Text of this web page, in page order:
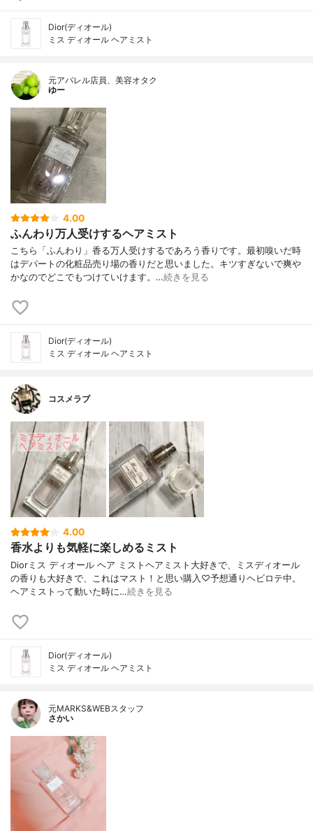
Dior(ディオール)
ミス ディオール ヘアミスト
元アパレル店員、美容オタク
ゆー
4.00
ふんわり万人受けするヘアミスト
こちら「ふんわり」香る万人受けするであろう香りです。最初嗅いだ時
はデパートの化粧品売り場の香りだと思いました。キツすぎないで爽や
かなのでどこでもつけていけます。…続きを見る
Dior(ディオール)
ミス ディオール ヘアミスト
コスメラブ
4.00
香水よりも気軽に楽しめるミスト
Diorミス ディオール ヘア ミストヘアミスト大好きで、ミスディオール
の香りも大好きで、これはマスト！と思い購入♡予想通りヘビロテ中。
ヘアミストって動いた時に…続きを見る
Dior(ディオール)
ミス ディオール ヘアミスト
元MARKS&WEBスタッフ
さかい